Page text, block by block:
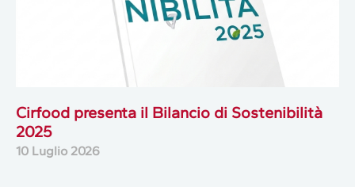
Cirfood presenta il Bilancio di Sostenibilità
2025
10 Luglio 2026